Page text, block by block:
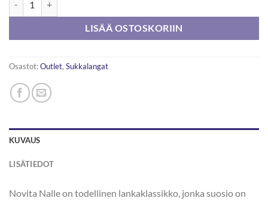
LISÄÄ OSTOSKORIIN
Osastot:Outlet, Sukkalangat
KUVAUS
LISÄTIEDOT
Novita Nalle on todellinen lankaklassikko, jonka suosio on